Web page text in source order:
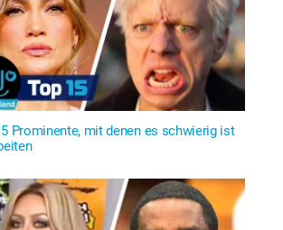
Prominente, mit denen es schwierig ist